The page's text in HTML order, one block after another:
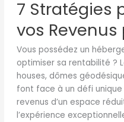
7 Stratégies
vos Revenus
Vous possédez un
optimiser sa rentabilité ?
houses, dômes
font face à un défi
revenus d’un espace
l’expérience
Cabane
7
Stratégies
pour
Multiplier
vos
Revenus
par